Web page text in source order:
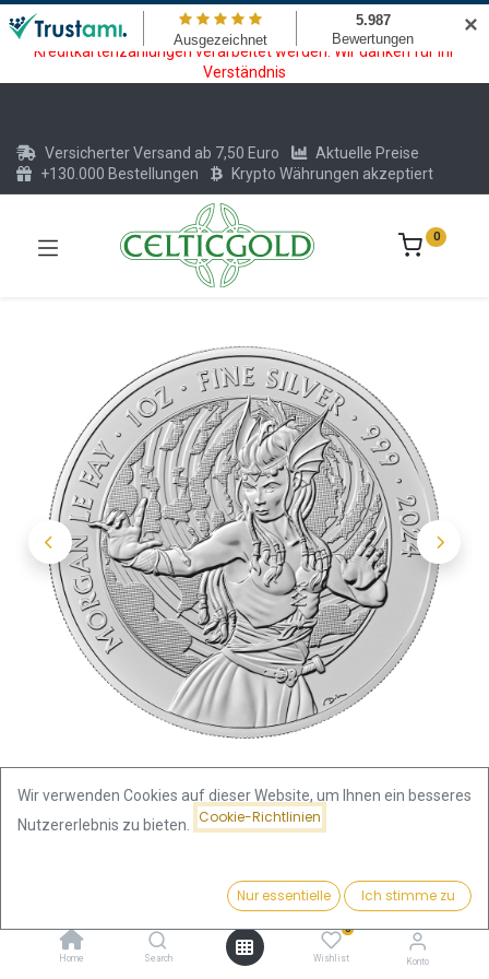
Wartungsarbeiten am Kreditkarten und Krypto Bezahlmodul. In der
Zeit vom 20.07. - 09.08.2026 können keine Krypto oder
Kreditkartenzahlungen verarbeitet werden. Wir danken für Ihr
Verständnis
Preis:
80,09 € Kaufen
Home Search
0
Wishlist Konto
Versicherter Versand ab 7,50 Euro
Aktuelle Preise
+130.000 Bestellungen
Krypto Währungen akzeptiert
0
Myths and Legends "Morgan le Fay" 1 Unze Silbermünze 2024 |
Wir verwenden Cookies auf dieser Website, um Ihnen ein besseres
Nutzererlebnis zu bieten.
Cookie-Richtlinien
Nur essentielle Ich stimme zu
✕